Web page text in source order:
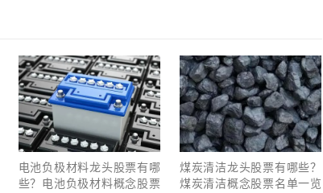
电池负极材料龙头股票有哪
些？电池负极材料概念股票
煤炭清洁龙头股票有哪些？
煤炭清洁概念股票名单一览